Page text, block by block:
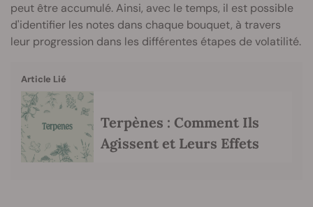
peut être accumulé. Ainsi, avec le temps, il est possible
d'identifier les notes dans chaque bouquet, à travers
leur progression dans les différentes étapes de volatilité.
Article Lié
Terpènes : Comment Ils
Agissent et Leurs Effets